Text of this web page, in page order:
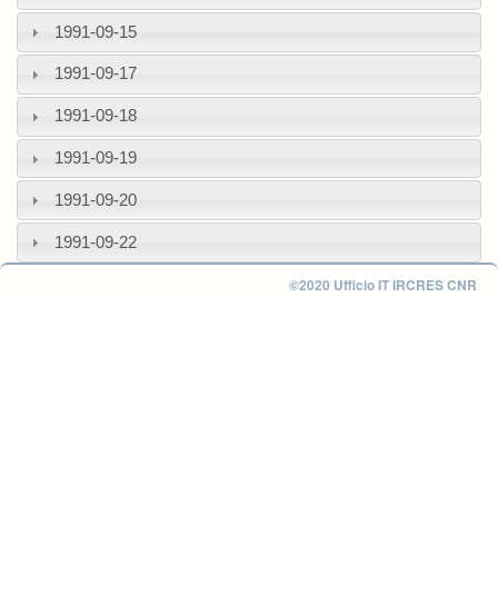
1991-09-15
1991-09-17
1991-09-18
1991-09-19
1991-09-20
1991-09-22
©2020 Ufficio IT IRCRES CNR